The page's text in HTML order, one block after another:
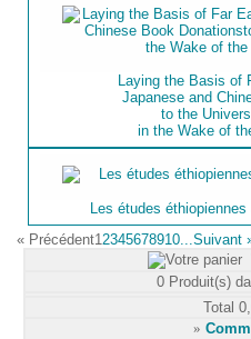
Laying the Basis of
Japanese and
to the
in the Wake of
Les études
« Précédent12345678910...Suivant
0 Produit(s)
Total
»